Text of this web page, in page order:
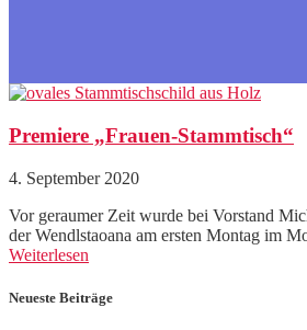
Premiere „Frauen-Stammtisch“
4. September 2020
Vor geraumer Zeit wurde bei Vorstand
der Wendlstaoana am ersten Montag im
Weiterlesen
Neueste Beiträge